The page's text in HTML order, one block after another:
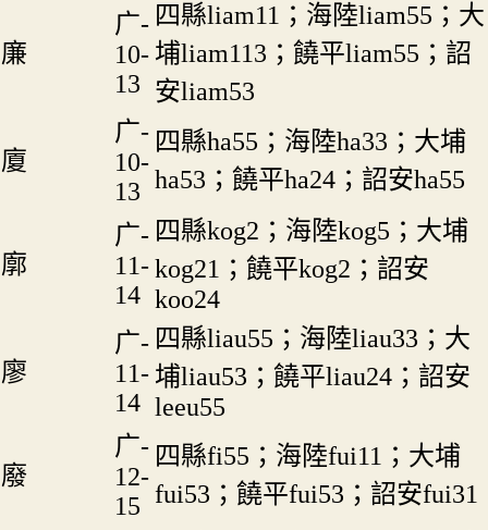
廉
广-
10-
13
四縣liam11；海陸liam55；大
埔liam113；饒平liam55；詔
安liam53
廈
广-
10-
13
四縣ha55；海陸ha33；大埔
ha53；饒平ha24；詔安ha55
廓
广-
11-
14
四縣kog2；海陸kog5；大埔
kog21；饒平kog2；詔安
koo24
廖
广-
11-
14
四縣liau55；海陸liau33；大
埔liau53；饒平liau24；詔安
leeu55
廢
广-
12-
15
四縣fi55；海陸fui11；大埔
fui53；饒平fui53；詔安fui31